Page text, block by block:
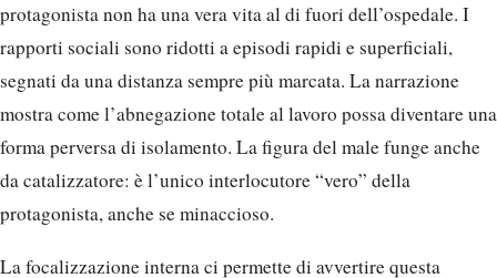
protagonista non ha una vera vita al di fuori dell’ospedale. I
rapporti sociali sono ridotti a episodi rapidi e superficiali,
segnati da una distanza sempre più marcata. La narrazione
mostra come l’abnegazione totale al lavoro possa diventare una
forma perversa di isolamento. La figura del male funge anche
da catalizzatore: è l’unico interlocutore “vero” della
protagonista, anche se minaccioso.
La focalizzazione interna ci permette di avvertire questa